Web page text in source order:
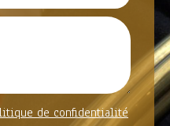
de confidentialité